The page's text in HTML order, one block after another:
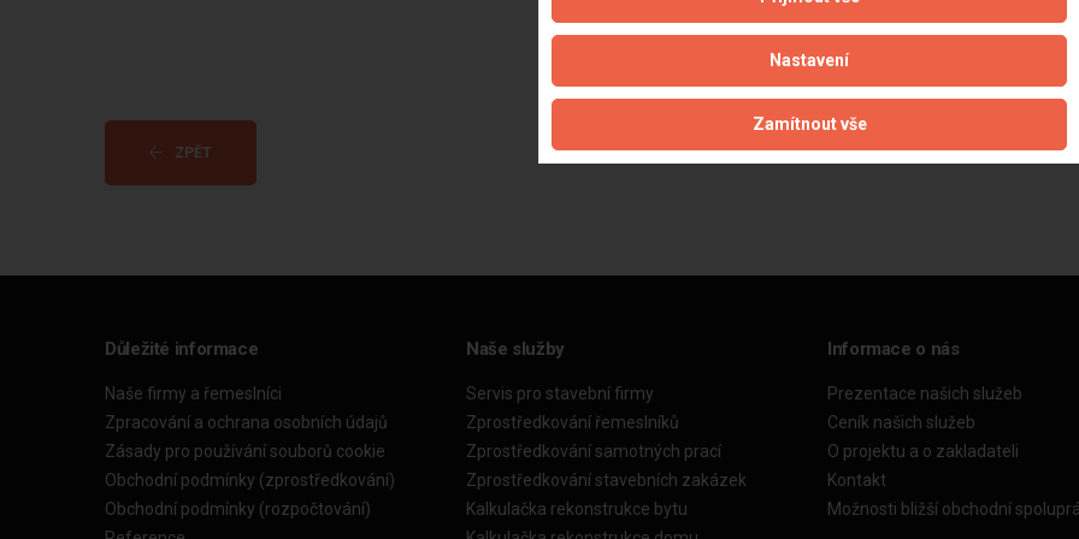
ZPĚT Aktualizováno z portálu ARES dne 04.01.2025 16:53:09
Důležité informace
Naše firmy a řemeslníci
Zpracování a ochrana osobních údajů
Zásady pro používání souborů cookie
Obchodní podmínky (zprostředkování)
Obchodní podmínky (rozpočtování)
Naše služby
Servis pro stavební firmy
Zprostředkování řemeslníků
Zprostředkování samotných prací
Zprostředkování stavebních zakázek
Kalkulačka rekonstrukce bytu
Informace o nás
Prezentace našich služeb
Ceník našich služeb
O projektu a o zakladateli
Kontakt
Možnosti bližší obchodní
Nastavení
Zamítnout vše